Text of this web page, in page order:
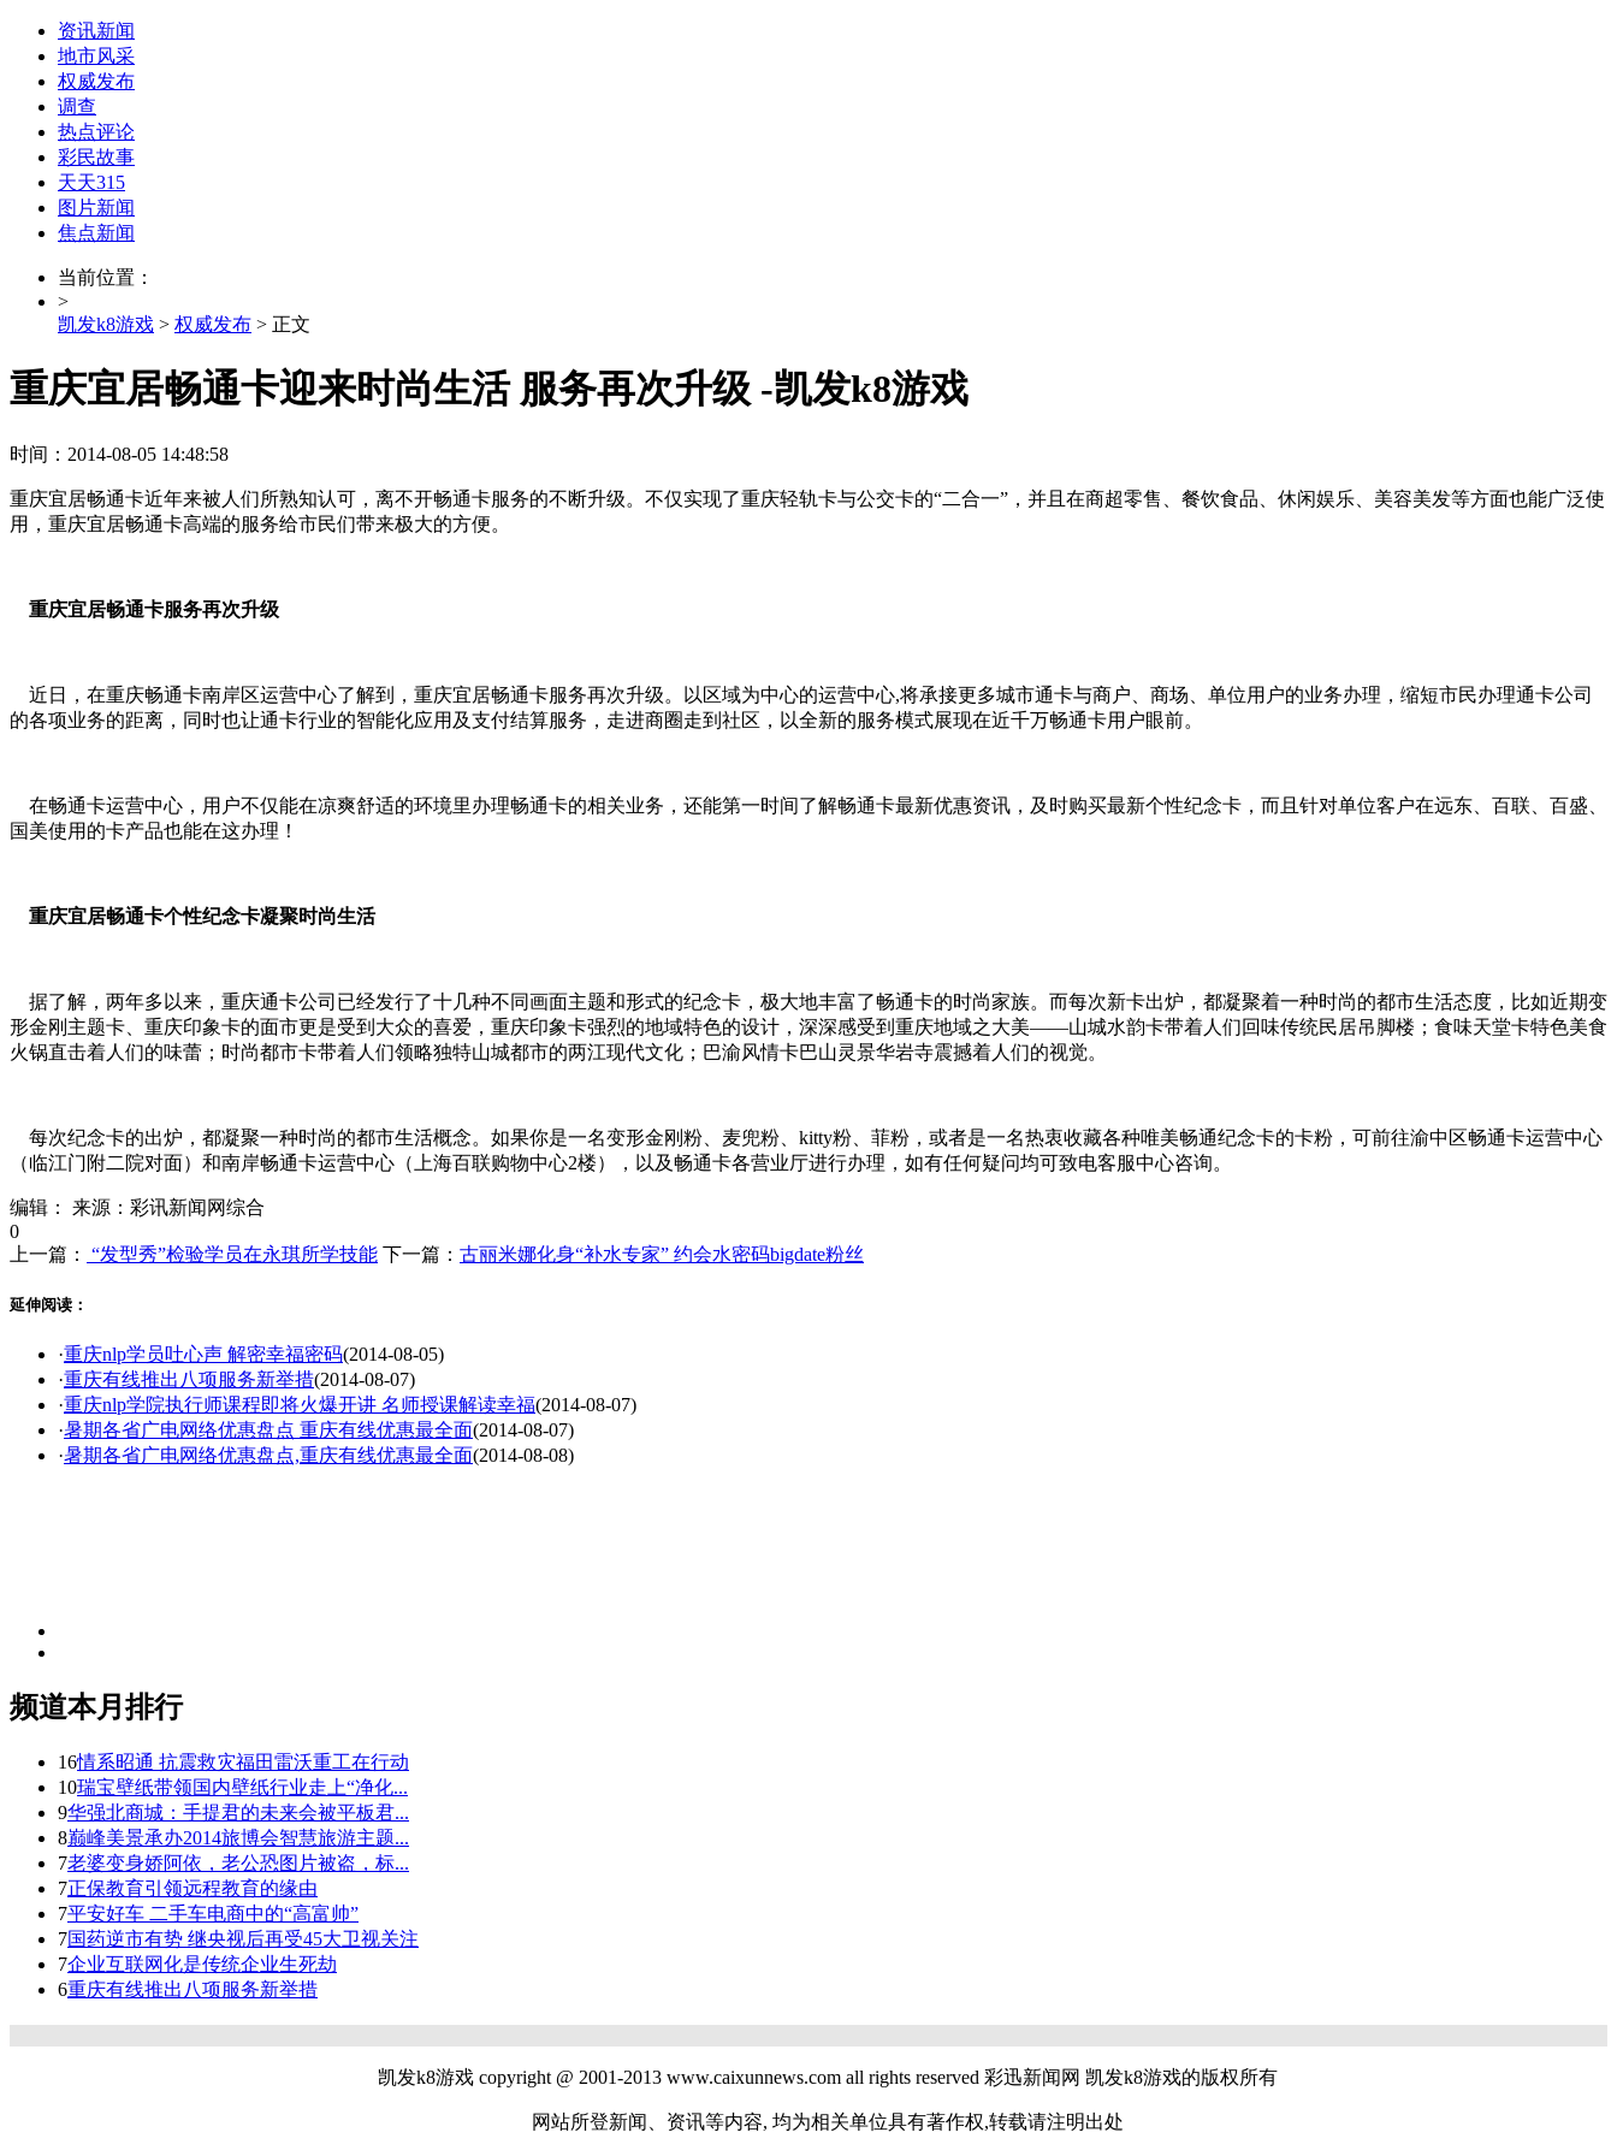
资讯新闻
地市风采
权威发布
调查
热点评论
彩民故事
天天315
图片新闻
焦点新闻
当前位置：
>
凯发k8游戏 > 权威发布 > 正文
重庆宜居畅通卡迎来时尚生活 服务再次升级 -凯发k8游戏
时间：2014-08-05 14:48:58
重庆宜居畅通卡近年来被人们所熟知认可，离不开畅通卡服务的不断升级。不仅实现了重庆轻轨卡与公交卡的“二合一”，并且在商超零售、餐饮食品、休闲娱乐、美容美发等方面也能广泛使
用，重庆宜居畅通卡高端的服务给市民们带来极大的方便。
重庆宜居畅通卡服务再次升级
近日，在重庆畅通卡南岸区运营中心了解到，重庆宜居畅通卡服务再次升级。以区域为中心的运营中心,将承接更多城市通卡与商户、商场、单位用户的业务办理，缩短市民办理通卡公司
的各项业务的距离，同时也让通卡行业的智能化应用及支付结算服务，走进商圈走到社区，以全新的服务模式展现在近千万畅通卡用户眼前。
在畅通卡运营中心，用户不仅能在凉爽舒适的环境里办理畅通卡的相关业务，还能第一时间了解畅通卡最新优惠资讯，及时购买最新个性纪念卡，而且针对单位客户在远东、百联、百盛、
国美使用的卡产品也能在这办理！
重庆宜居畅通卡个性纪念卡凝聚时尚生活
据了解，两年多以来，重庆通卡公司已经发行了十几种不同画面主题和形式的纪念卡，极大地丰富了畅通卡的时尚家族。而每次新卡出炉，都凝聚着一种时尚的都市生活态度，比如近期变
形金刚主题卡、重庆印象卡的面市更是受到大众的喜爱，重庆印象卡强烈的地域特色的设计，深深感受到重庆地域之大美——山城水韵卡带着人们回味传统民居吊脚楼；食味天堂卡特色美食
火锅直击着人们的味蕾；时尚都市卡带着人们领略独特山城都市的两江现代文化；巴渝风情卡巴山灵景华岩寺震撼着人们的视觉。
每次纪念卡的出炉，都凝聚一种时尚的都市生活概念。如果你是一名变形金刚粉、麦兜粉、kitty粉、菲粉，或者是一名热衷收藏各种唯美畅通纪念卡的卡粉，可前往渝中区畅通卡运营中心
（临江门附二院对面）和南岸畅通卡运营中心（上海百联购物中心2楼），以及畅通卡各营业厅进行办理，如有任何疑问均可致电客服中心咨询。
编辑： 来源：彩讯新闻网综合
0
上一篇：
“发型秀”检验学员在永琪所学技能 下一篇： 古丽米娜化身“补水专家” 约会水密码bigdate粉丝
延伸阅读：
·重庆nlp学员吐心声 解密幸福密码(2014-08-05)
·重庆有线推出八项服务新举措(2014-08-07)
·重庆nlp学院执行师课程即将火爆开讲 名师授课解读幸福(2014-08-07)
·暑期各省广电网络优惠盘点 重庆有线优惠最全面(2014-08-07)
·暑期各省广电网络优惠盘点,重庆有线优惠最全面(2014-08-08)
频道本月排行
16情系昭通 抗震救灾福田雷沃重工在行动
10瑞宝壁纸带领国内壁纸行业走上“净化...
9华强北商城：手提君的未来会被平板君...
8巅峰美景承办2014旅博会智慧旅游主题...
7老婆变身娇阿依，老公恐图片被盗，标...
7正保教育引领远程教育的缘由
7平安好车 二手车电商中的“高富帅”
7国药逆市有势 继央视后再受45大卫视关注
7企业互联网化是传统企业生死劫
6重庆有线推出八项服务新举措
凯发k8游戏 copyright @ 2001-2013 www.caixunnews.com all rights reserved 彩迅新闻网 凯发k8游戏的版权所有
网站所登新闻、资讯等内容, 均为相关单位具有著作权,转载请注明出处